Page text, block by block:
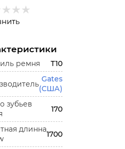
ремня T10
Gates
(США)
зубьев
170
длинна
1700